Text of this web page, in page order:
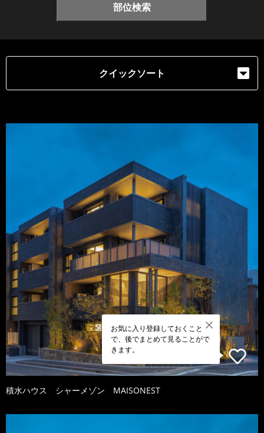
部位検索
クイックソート
お気に入り登録しておくこと
で、後でまとめて見ることがで
きます。
積水ハウス シャーメゾン MAISONEST